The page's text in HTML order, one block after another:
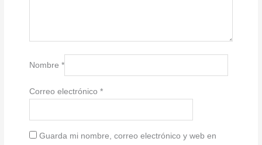
Nombre*
Correo electrónico*
Guarda mi nombre, correo electrónico y web en